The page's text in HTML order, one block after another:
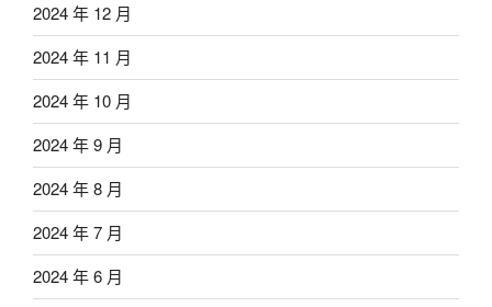
2024 年 12 月
2024 年 11 月
2024 年 10 月
2024 年 9 月
2024 年 8 月
2024 年 7 月
2024 年 6 月